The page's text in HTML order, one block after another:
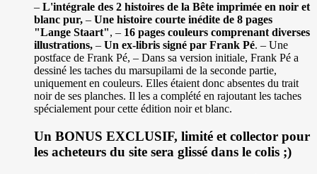
– L'intégrale des 2 histoires de la Bête imprimée en noir et
blanc pur, – Une histoire courte inédite de 8 pages
"Lange Staart", – 16 pages couleurs comprenant diverses
illustrations, – Un ex-libris signé par Frank Pé. – Une
postface de Frank Pé, – Dans sa version initiale, Frank Pé a
dessiné les taches du marsupilami de la seconde partie,
uniquement en couleurs. Elles étaient donc absentes du trait
noir de ses planches. Il les a complété en rajoutant les taches
spécialement pour cette édition noir et blanc.
Un BONUS EXCLUSIF, limité et collector pour
les acheteurs du site sera glissé dans le colis ;)